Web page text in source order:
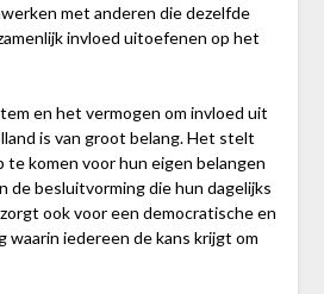
met anderen die dezelfde
invloed uitoefenen op het
en het vermogen om invloed uit
is van groot belang. Het stelt
te komen voor hun eigen belangen
de besluitvorming die hun dagelijks
ook voor een democratische en
waarin iedereen de kans krijgt om